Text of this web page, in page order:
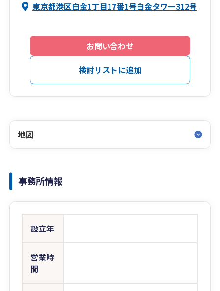
東京都港区白金1丁目17番1号白金タワー312号
お問い合わせ
検討リストに追加
地図
事務所情報
設立年
営業時
間